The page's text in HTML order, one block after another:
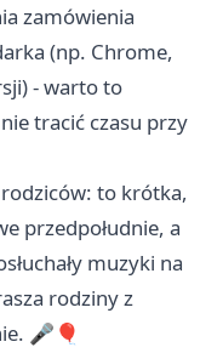
zamówienia
(np. Chrome,
- warto to
tracić czasu przy
to krótka,
przedpołudnie, a
muzyki na
rodziny z
🎤🎈